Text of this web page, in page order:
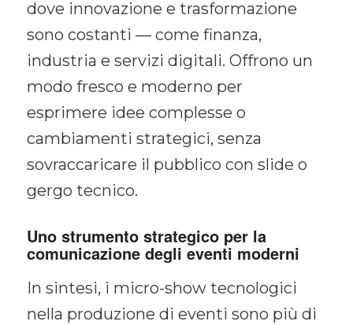
dove innovazione e trasformazione
sono costanti — come finanza,
industria e servizi digitali. Offrono un
modo fresco e moderno per
esprimere idee complesse o
cambiamenti strategici, senza
sovraccaricare il pubblico con slide o
gergo tecnico.
Uno strumento strategico per la
comunicazione degli eventi moderni
In sintesi, i micro-show tecnologici
nella produzione di eventi sono più di